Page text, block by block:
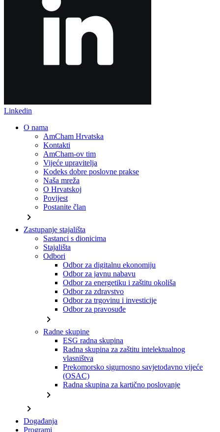
Linkedin
O nama
AmCham Hrvatska
Kontakti
AmCham-ov tim
Vijeće upravitelja
Kodeks dobre poslovne prakse
Naša mreža
O Hrvatskoj
Povijest
Postanite član
chevron_right
Zastupanje stajališta
Sastanci s dionicima
Stajališta
Odbori
Odbor za digitalnu ekonomiju
Odbor za javnu nabavu
Odbor za energetiku i zaštitu okoliša
Odbor za zdravstvo
Odbor za trgovinu i investicije
Odbor za pravosuđe
chevron_right
Radne skupine
ESG radna skupina
Radna skupina za zaštitu intelektualnog
vlasništva
Prekomorsko sigurnosno savjetodavno vijeće
(OSAC)
Radna skupina za kartično poslovanje
chevron_right
chevron_right
Događanja
Programi